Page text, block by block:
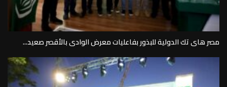
مصر هاى تك الدولية للبذور بفاعليات معرض الوادى بالأقصر صعيد...